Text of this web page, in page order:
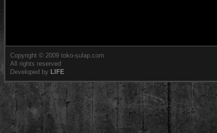
Copyright © 2009 toko-sulap.com
All rights reserved
Developed by LIFE